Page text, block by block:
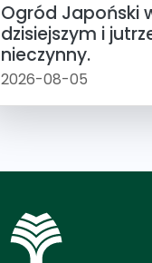
Ogród Japoński
dzisiejszym i
nieczynny.
2026-08-05